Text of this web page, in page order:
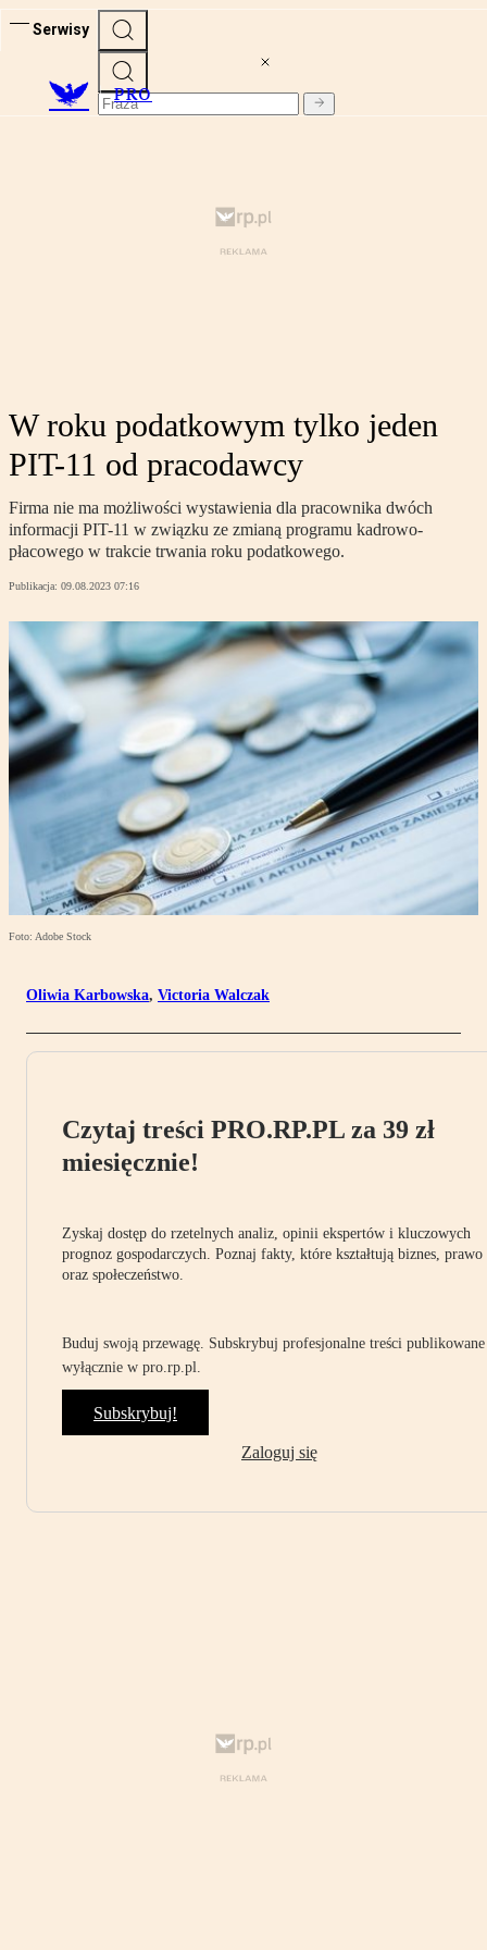
Serwisy
PRO
W roku podatkowym tylko jeden
PIT-11 od pracodawcy
Firma nie ma możliwości wystawienia dla pracownika dwóch
informacji PIT-11 w związku ze zmianą programu kadrowo-
płacowego w trakcie trwania roku podatkowego.
Publikacja: 09.08.2023 07:16
Foto: Adobe Stock
Oliwia Karbowska, Victoria Walczak
Czytaj treści PRO.RP.PL za 39 zł
miesięcznie!
Zyskaj dostęp do rzetelnych analiz, opinii ekspertów i kluczowych
prognoz gospodarczych. Poznaj fakty, które kształtują biznes, prawo
oraz społeczeństwo.
Buduj swoją przewagę. Subskrybuj profesjonalne treści publikowane
wyłącznie w pro.rp.pl.
Subskrybuj!
Zaloguj się